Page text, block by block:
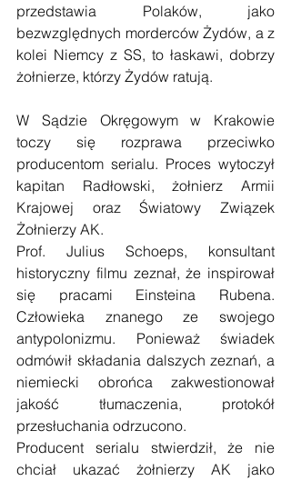
przedstawia Polaków, jako
bezwzględnych morderców Żydów, a z
kolei Niemcy z SS, to łaskawi, dobrzy
żołnierze, którzy Żydów ratują.
W Sądzie Okręgowym w Krakowie
toczy się rozprawa przeciwko
producentom serialu. Proces wytoczył
kapitan Radłowski, żołnierz Armii
Krajowej oraz Światowy Związek
Żołnierzy AK.
Prof. Julius Schoeps, konsultant
historyczny filmu zeznał, że inspirował
się pracami Einsteina Rubena.
Człowieka znanego ze swojego
antypolonizmu. Ponieważ świadek
odmówił składania dalszych zeznań, a
niemiecki obrońca zakwestionował
jakość tłumaczenia, protokół
przesłuchania odrzucono.
Producent serialu stwierdził, że nie
chciał ukazać żołnierzy AK jako